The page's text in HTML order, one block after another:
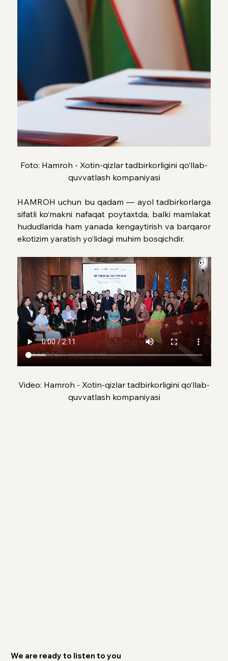
Foto: Hamroh - Xotin-qizlar tadbirkorligini qo‘llab-
quvvatlash kompaniyasi
HAMROH uchun bu qadam — ayol tadbirkorlarga
sifatli ko‘makni nafaqat poytaxtda, balki mamlakat
hududlarida ham yanada kengaytirish va barqaror
ekotizim yaratish yo‘lidagi muhim bosqichdir.
Video: Hamroh - Xotin-qizlar tadbirkorligini qo‘llab-
quvvatlash kompaniyasi
We are ready to listen to you